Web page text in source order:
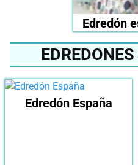
Edredón
Edredón España